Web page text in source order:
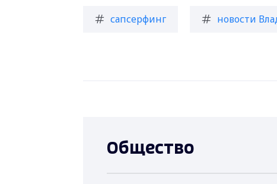
сапсерфинг новости
Общество